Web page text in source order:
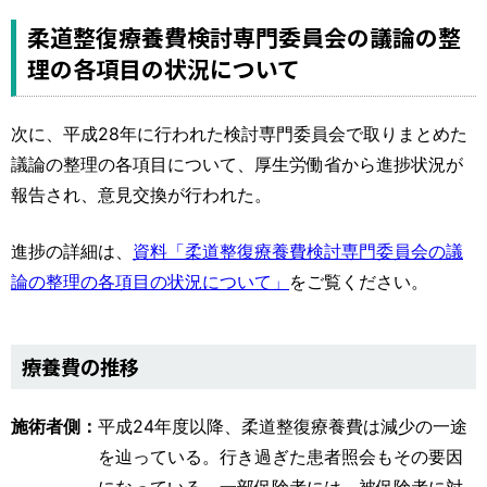
柔道整復療養費検討専門委員会の議論の整
理の各項目の状況について
次に、平成28年に行われた検討専門委員会で取りまとめた
議論の整理の各項目について、厚生労働省から進捗状況が
報告され、意見交換が行われた。
進捗の詳細は、 資料「柔道整復療養費検討専門委員会の議
論の整理の各項目の状況について」 をご覧ください。
療養費の推移
施術者側： 平成24年度以降、柔道整復療養費は減少の一途
を辿っている。行き過ぎた患者照会もその要因